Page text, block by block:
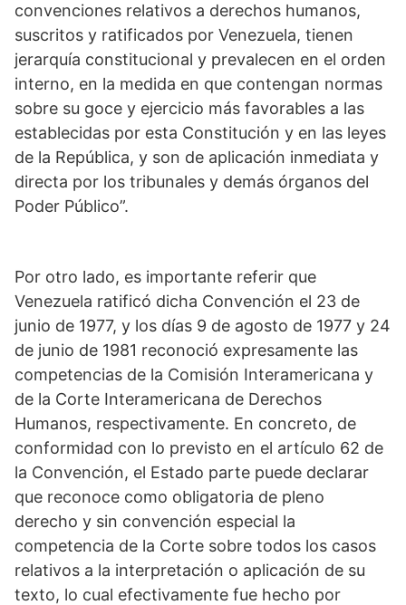
convenciones relativos a derechos humanos,
suscritos y ratificados por Venezuela, tienen
jerarquía constitucional y prevalecen en el orden
interno, en la medida en que contengan normas
sobre su goce y ejercicio más favorables a las
establecidas por esta Constitución y en las leyes
de la República, y son de aplicación inmediata y
directa por los tribunales y demás órganos del
Poder Público”.
Por otro lado, es importante referir que
Venezuela ratificó dicha Convención el 23 de
junio de 1977, y los días 9 de agosto de 1977 y 24
de junio de 1981 reconoció expresamente las
competencias de la Comisión Interamericana y
de la Corte Interamericana de Derechos
Humanos, respectivamente. En concreto, de
conformidad con lo previsto en el artículo 62 de
la Convención, el Estado parte puede declarar
que reconoce como obligatoria de pleno
derecho y sin convención especial la
competencia de la Corte sobre todos los casos
relativos a la interpretación o aplicación de su
texto, lo cual efectivamente fue hecho por